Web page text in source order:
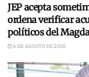
JEP acepta
ordena verificar
políticos del
6 DE AGOSTO DE 2026